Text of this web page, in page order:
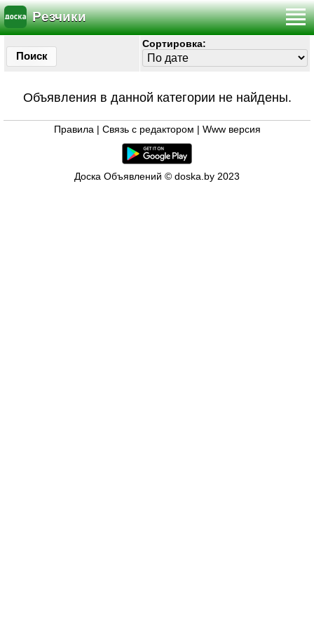
Резчики
Поиск
Сортировка:
Объявления в данной категории не найдены.
Правила Связь с редактором Www версия
Доска Объявлений © doska.by 2023